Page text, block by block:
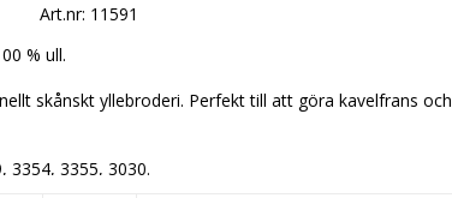
Art.nr: 11591
% ull.
skånskt yllebroderi. Perfekt till att göra kavelfrans och
3354, 3355, 3030.